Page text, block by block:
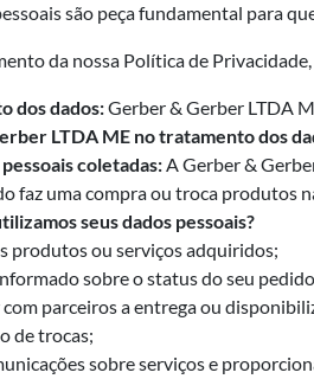
são peça fundamental para
da nossa Política de
dos dados:Gerber & Gerber LTDA
LTDA ME no tratamento dos
coletadas:A Gerber &
faz uma compra ou troca produtos
seus dados pessoais?
produtos ou serviços adquiridos;
sobre o status do seu
parceiros a entrega ou
de trocas;
sobre serviços e